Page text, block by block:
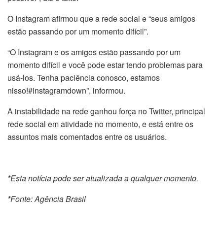
O Instagram afirmou que a rede social e “seus amigos
estão passando por um momento difícil”.
“O Instagram e os amigos estão passando por um
momento difícil e você pode estar tendo problemas para
usá-los. Tenha paciência conosco, estamos
nisso!#instagramdown”, informou.
A instabilidade na rede ganhou força no Twitter, principal
rede social em atividade no momento, e está entre os
assuntos mais comentados entre os usuários.
*Esta notícia pode ser atualizada a qualquer momento.
*Fonte: Agência Brasil